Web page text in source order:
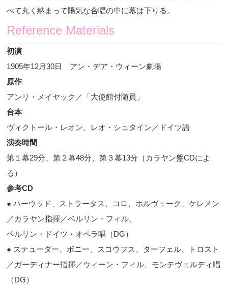
べて丸く納まって陽気な合唱の中に幕は下りる。
Reference Materials
初演
1905年12月30日 アン・デア・ウィーン劇場
原作
アンリ・メイヤック／「大使館付随員」
台本
ヴィクトール・レオン、レオ・シュタイン／ドイツ語
演奏時間
第１幕29分、第２幕48分、第３幕13分（カラヤン盤CDによ
る）
参考CD
● ハーウッド、ストラータス、コロ、ホルヴェーク、ケレメン
／カラヤン指揮／ベルリン・フィル、
ベルリン・ドイツ・オペラ唱（DG）
● ステューダー、ボニー、スコウフス、ターフェル、トロスト
／ガーディナー指揮／ウィーン・フィル、モンテヴェルディ唱
（DG）